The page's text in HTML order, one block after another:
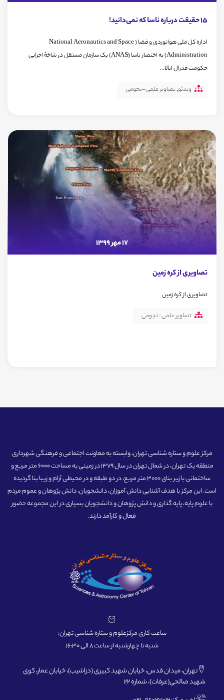
۱۵ حقیقت درباره ناسا که نمی‌دانید!
اداره کل ملی هوانوردی و فضا ( National Aeronautics and Space
Administration) به اختصار ناسا (ََANAS) یک سازمان مستقل در شاخهٔ اجرایی
حکومت فدرال ایالا...
ویدئو,تصاویر علمی-نجومی
17 مهر 1399
تصاویری از کره زمین
تصاویری از کره زمین
تصاویر علمی-نجومی
مرکز علوم و ستاره شناسی تهران، وابسته به معاونت اجتماعی و فرهنگی شهرداری
منطقه یک تهران، در شمال تهران در سال 1379 در زمینی به مساحت 6000 متر مربع و
ساختمانی با زیر بنای 3000 متر مربع، در دو طبقه و در محیطی آرام و زیبا بنا گردیده
است. این مرکز با هدف آشنایی دانش آموزان، دانشجویان، دانش پژوهان و عموم مردم
با علوم پایه، پایه گذاری و دانش پژوهان و دانشجویان بسیاری در این مجموعه حضور
فعال و کارآمد دارند.
ساعت کاری مرکزعلوم و ستاره شناسی تهران:
شنبه تا چهارشنبه از ساعت 8 الی 16:30
تهران، میدان قدس، خیابان شهید کبیری (دزاشیب)، خیابان عمار، کوی
شهید صالحی(عرفات)، شماره 22